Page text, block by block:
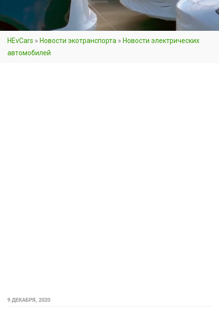
HEvCars » Новости экотранспорта » Новости электрических
автомобилей
9 ДЕКАБРЯ, 2020